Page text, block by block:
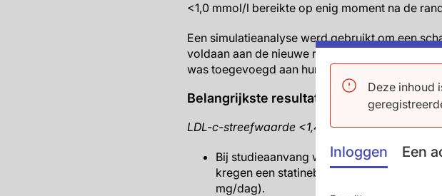
Deze inhoud
Inloggen Een
<1,0 mmol/l bereikte op enig moment na de
Een simulatieanalyse werd gebruikt om een
voldaan aan de nieuwe richtlijndoelen bij
was toegevoegd aan hun behandeling
Belangrijkste resultaten
LDL-c-streefwaarde <1,4 mmol/l
Bij studieaanvang was de mediane LDL-
kregen een statinebehandeling met
mg/dag).